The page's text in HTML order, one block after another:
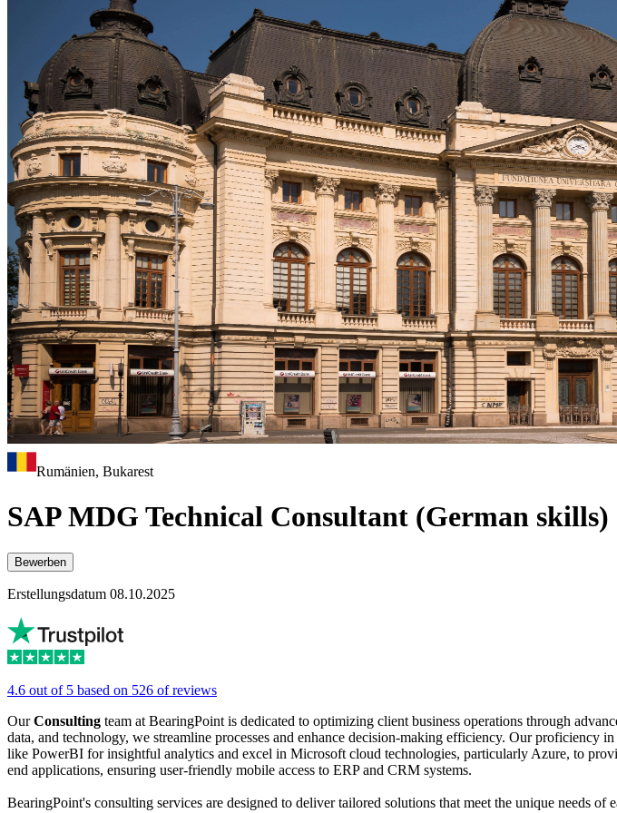
Rumänien, Bukarest
SAP MDG Technical Consultant (German skills)
Bewerben
Erstellungsdatum 08.10.2025
4.6 out of 5 based on 526 of reviews
OurConsulting team at BearingPoint is dedicated to optimizing client business operations through
data, and technology, we streamline processes and enhance decision-making efficiency. Our proficiency
like PowerBI for insightful analytics and excel in Microsoft cloud technologies, particularly Azure, to
end applications, ensuring user-friendly mobile access to ERP and CRM systems.
BearingPoint's consulting services are designed to deliver tailored solutions that meet the unique needs